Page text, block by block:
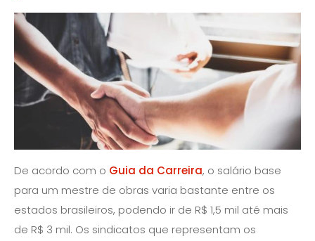
De acordo com o Guia da Carreira, o salário base
para um mestre de obras varia bastante entre os
estados brasileiros, podendo ir de R$ 1,5 mil até mais
de R$ 3 mil. Os sindicatos que representam os